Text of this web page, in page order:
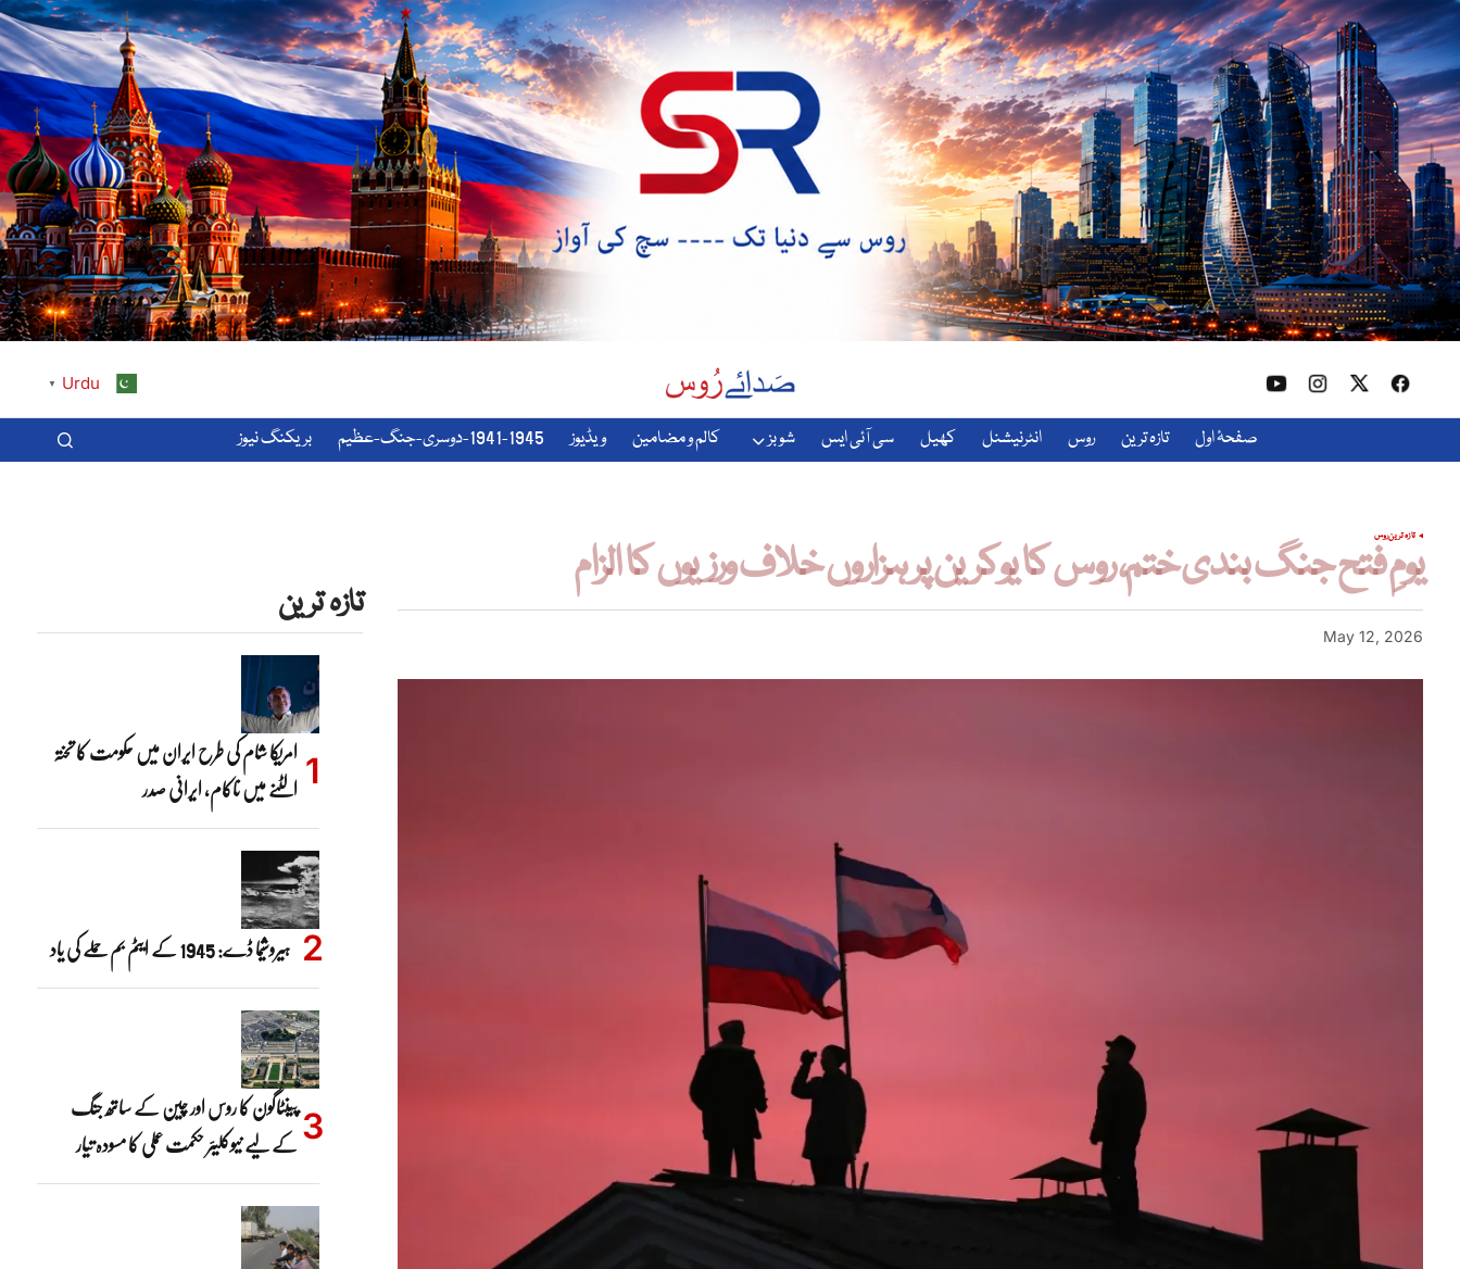
Urdu
▼
صفحۂ اول تازہ ترین روس انٹرنیشنل کھیل سی آئی ایس شوبز کالم و مضامین ویڈیوز 1941-1945-دوسری-جنگ-عظیم بریکنگ نیوز
تازہ ترینروس
یومِ فتح جنگ بندی ختم، روس کا یوکرین پر ہزاروں خلاف ورزیوں کا الزام
May 12, 2026
تازہ ترین
امریکا شام کی طرح ایران میں حکومت کا تختہ
الٹنے میں ناکام، ایرانی صدر
ہیروشیما ڈے: 1945 کے ایٹم بم حملے کی یاد
پینٹاگون کا روس اور چین کے ساتھ جنگ
کے لیے نیوکلیئر حکمت عملی کا مسودہ تیار